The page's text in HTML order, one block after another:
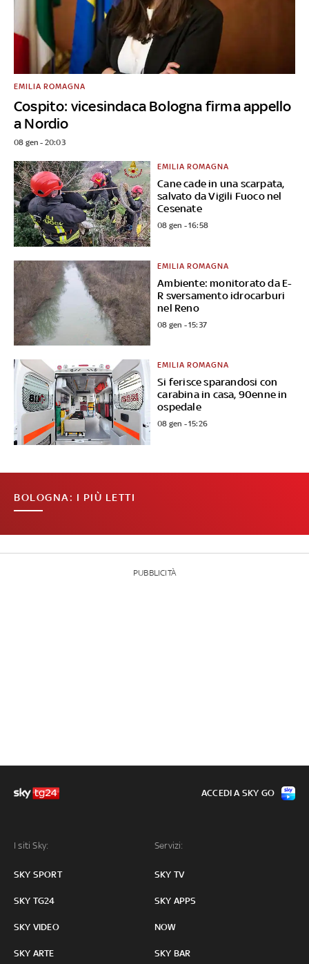
Cospito: vicesindaca Bologna firma appello
a Nordio
EMILIA ROMAGNA
08 gen - 20:03
Cane cade in una scarpata,
salvato da Vigili Fuoco nel
Cesenate
EMILIA ROMAGNA
08 gen - 16:58
Ambiente: monitorato da E-
R sversamento idrocarburi
nel Reno
EMILIA ROMAGNA
08 gen - 15:37
Si ferisce sparandosi con
carabina in casa, 90enne in
ospedale
EMILIA ROMAGNA
08 gen - 15:26
BOLOGNA: I PIÙ LETTI
PUBBLICITÀ
I siti Sky:
SKY SPORT
SKY TG24
SKY VIDEO
SKY ARTE
Servizi:
SKY TV
SKY APPS
NOW
SKY BAR
ACCEDI A SKY GO